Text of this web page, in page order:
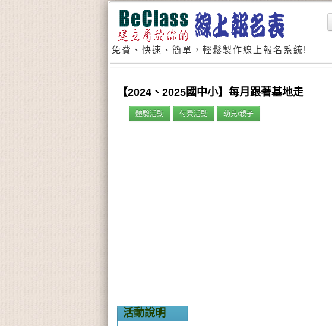
免費、快速、簡單，輕鬆製作線上報名系統!
【2024、2025國中小】每月跟著基地走
體驗活動 付費活動 幼兒/親子
活動說明